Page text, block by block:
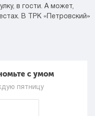
в гости. А может,
В ТРК «Петровский»
с умом
пятницу